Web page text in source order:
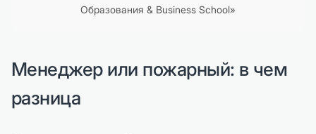
Образования & Business School»
Менеджер или пожарный: в чем
разница